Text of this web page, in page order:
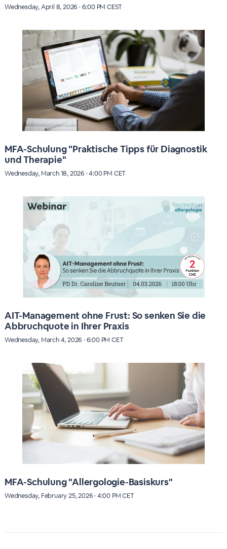
Wednesday, April 8, 2026 · 6:00 PM CEST
MFA-Schulung "Praktische Tipps für Diagnostik
und Therapie"
Wednesday, March 18, 2026 · 4:00 PM CET
AIT-Management ohne Frust: So senken Sie die
Abbruchquote in Ihrer Praxis
Wednesday, March 4, 2026 · 6:00 PM CET
MFA-Schulung "Allergologie-Basiskurs"
Wednesday, February 25, 2026 · 4:00 PM CET